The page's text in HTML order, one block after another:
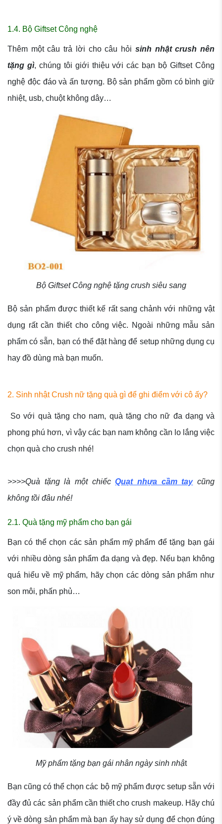
1.4. Bộ Giftset Công nghệ
Thêm một câu trả lời cho câu hỏi sinh nhật crush nên
tặng gì, chúng tôi giới thiệu với các bạn bộ Giftset Công
nghệ độc đáo và ấn tượng. Bộ sản phẩm gồm có bình giữ
nhiệt, usb, chuột không dây…
Bộ Giftset Công nghệ tặng crush siêu sang
Bộ sản phẩm được thiết kế rất sang chảnh với những vật
dụng rất cần thiết cho công việc. Ngoài những mẫu sản
phẩm có sẵn, bạn có thể đặt hàng để setup những dụng cụ
hay đồ dùng mà bạn muốn.
2. Sinh nhật Crush nữ tặng quà gì để ghi điểm với cô ấy?
So với quà tặng cho nam, quà tặng cho nữ đa dạng và
phong phú hơn, vì vậy các bạn nam không cần lo lắng việc
chọn quà cho crush nhé!
>>>>Quà tặng là một chiếcQuạt nhựa cầm taycũng
không tồi đâu nhé!
2.1. Quà tặng mỹ phẩm cho bạn gái
Bạn có thể chọn các sản phẩm mỹ phẩm để tặng bạn gái
với nhiều dòng sản phẩm đa dạng và đẹp. Nếu bạn không
quá hiểu về mỹ phẩm, hãy chọn các dòng sản phẩm như
son môi, phấn phủ…
Mỹ phẩm tặng bạn gái nhân ngày sinh nhật
Bạn cũng có thể chọn các bộ mỹ phẩm được setup sẵn với
đầy đủ các sản phẩm cần thiết cho crush makeup. Hãy chú
ý về dòng sản phẩm mà bạn ấy hay sử dụng để chọn đúng